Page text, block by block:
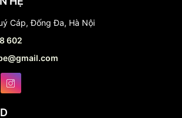
Cáp, Đống Đa, Hà Nội
602